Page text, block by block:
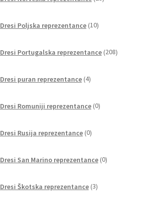
izdelkov
Dresi Poljska reprezentance 10izdelkov
Dresi Portugalska reprezentance 208izdelkov
Dresi puran reprezentance 4izdelki
Dresi Romuniji reprezentance 0izdelkov
Dresi Rusija reprezentance 0izdelkov
Dresi San Marino reprezentance 0izdelkov
Dresi Škotska reprezentance 3izdelki